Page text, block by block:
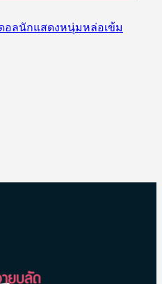
อลนักแสดงหนุ่มหล่อเข้ม